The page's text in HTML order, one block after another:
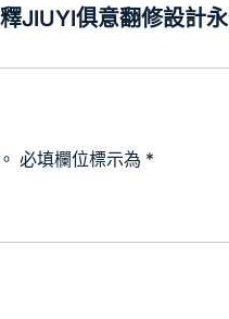
JIUYI俱意翻修設計
必填欄位標示為 *